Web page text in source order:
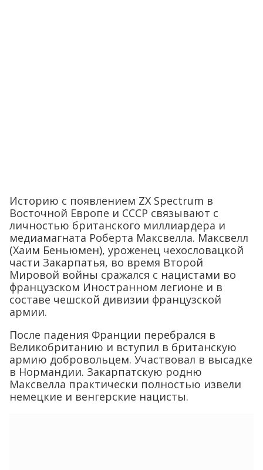
Историю с появлением ZX Spectrum в
Восточной Европе и СССР связывают с
личностью британского миллиардера и
медиамагната Роберта Максвелла. Максвелл
(Хаим Беньюмен), уроженец чехословацкой
части Закарпатья, во время Второй
Мировой войны сражался с нацистами во
французском Иностранном легионе и в
составе чешской дивизии французской
армии.
После падения Франции перебрался в
Великобританию и вступил в британскую
армию добровольцем. Участвовал в высадке
в Нормандии. Закарпатскую родню
Максвелла практически полностью извели
немецкие и венгерские нацисты.